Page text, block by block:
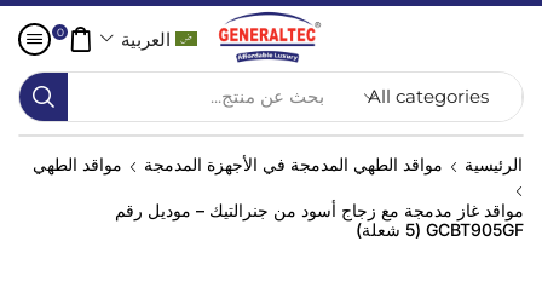
بحث عن منتج...
العربية 0
الرئيسية مواقد الطهي المدمجة في الأجهزة المدمجة مواقد الطهي
مواقد غاز مدمجة مع زجاج أسود من جنرالتيك – موديل رقم
GCBT905GF (5 شعلة)